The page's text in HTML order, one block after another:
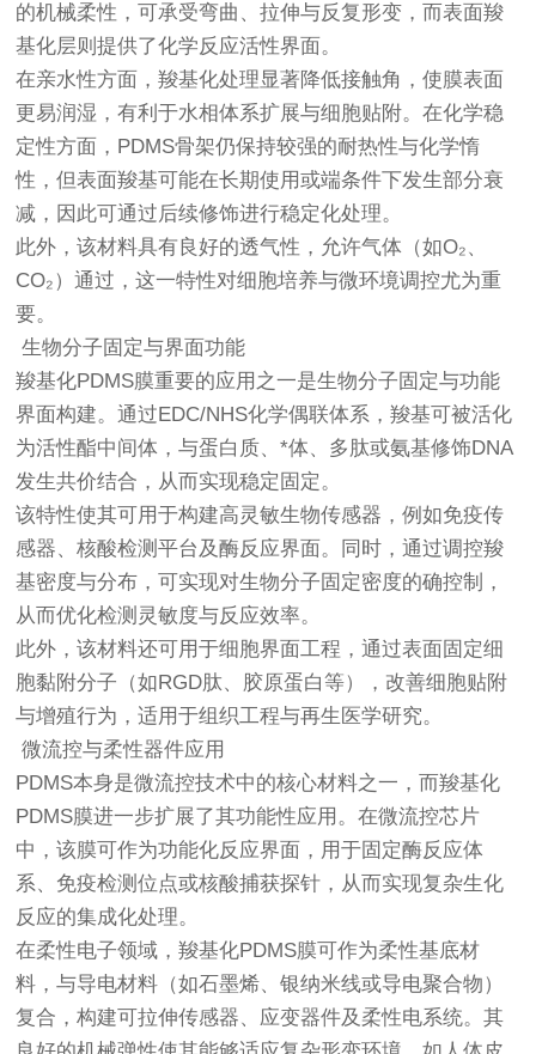
的机械柔性，可承受弯曲、拉伸与反复形变，而表面羧
基化层则提供了化学反应活性界面。
在亲水性方面，羧基化处理显著降低接触角，使膜表面
更易润湿，有利于水相体系扩展与细胞贴附。在化学稳
定性方面，PDMS骨架仍保持较强的耐热性与化学惰
性，但表面羧基可能在长期使用或端条件下发生部分衰
减，因此可通过后续修饰进行稳定化处理。
此外，该材料具有良好的透气性，允许气体（如O₂、
CO₂）通过，这一特性对细胞培养与微环境调控尤为重
要。
生物分子固定与界面功能
羧基化PDMS膜重要的应用之一是生物分子固定与功能
界面构建。通过EDC/NHS化学偶联体系，羧基可被活化
为活性酯中间体，与蛋白质、*体、多肽或氨基修饰DNA
发生共价结合，从而实现稳定固定。
该特性使其可用于构建高灵敏生物传感器，例如免疫传
感器、核酸检测平台及酶反应界面。同时，通过调控羧
基密度与分布，可实现对生物分子固定密度的确控制，
从而优化检测灵敏度与反应效率。
此外，该材料还可用于细胞界面工程，通过表面固定细
胞黏附分子（如RGD肽、胶原蛋白等），改善细胞贴附
与增殖行为，适用于组织工程与再生医学研究。
微流控与柔性器件应用
PDMS本身是微流控技术中的核心材料之一，而羧基化
PDMS膜进一步扩展了其功能性应用。在微流控芯片
中，该膜可作为功能化反应界面，用于固定酶反应体
系、免疫检测位点或核酸捕获探针，从而实现复杂生化
反应的集成化处理。
在柔性电子领域，羧基化PDMS膜可作为柔性基底材
料，与导电材料（如石墨烯、银纳米线或导电聚合物）
复合，构建可拉伸传感器、应变器件及柔性电系统。其